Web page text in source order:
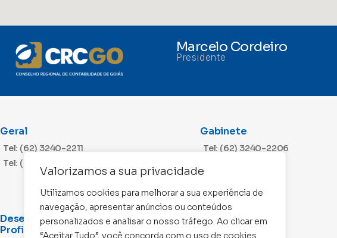
Valorizamos a sua privacidade
Utilizamos cookies para melhorar a sua experiência de
navegação, apresentar anúncios ou conteúdos
personalizados e analisar o nosso tráfego. Ao clicar em
“Aceitar Tudo”, você concorda com o uso de cookies.
Marcelo Cordeiro
Presidente
Geral
Tel: (62) 3240-2211
Tel: (62) 3240-2212
Gabinete
Tel: (62) 3240-2206
Desenvolvimento
Profissional
Cobrança
Tel: (62) 3240-2216